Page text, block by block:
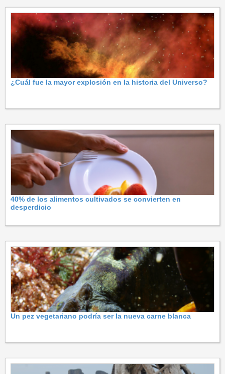
¿Cuál fue la mayor explosión en la historia del Universo?
40% de los alimentos cultivados se convierten en
desperdicio
Un pez vegetariano podría ser la nueva carne blanca